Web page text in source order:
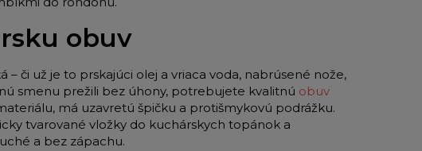
obuv
či už je to prskajúci olej a vriaca voda, nabrúsené nože,
smenu prežili bez úhony, potrebujete kvalitnú obuv
má uzavretú špičku a protišmykovú podrážku.
tvarované vložky do kuchárskych topánok a
a bez zápachu.